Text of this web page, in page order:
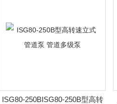
ISG80-250BISG80-250B型高转